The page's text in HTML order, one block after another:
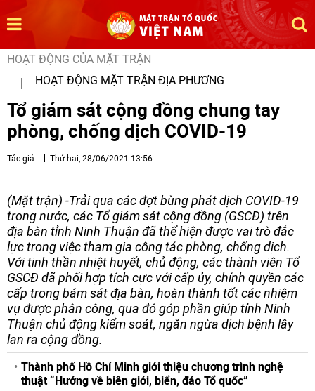
HOẠT ĐỘNG CỦA MẶT TRẬN
HOẠT ĐỘNG MẶT TRẬN ĐỊA PHƯƠNG
Tổ giám sát cộng đồng chung tay
phòng, chống dịch COVID-19
Tác giả Thứ hai, 28/06/2021 13:56
(Mặt trận) -Trải qua các đợt bùng phát dịch COVID-19
trong nước, các Tổ giám sát cộng đồng (GSCĐ) trên
địa bàn tỉnh Ninh Thuận đã thể hiện được vai trò đắc
lực trong việc tham gia công tác phòng, chống dịch.
Với tinh thần nhiệt huyết, chủ động, các thành viên Tổ
GSCĐ đã phối hợp tích cực với cấp ủy, chính quyền các
cấp trong bám sát địa bàn, hoàn thành tốt các nhiệm
vụ được phân công, qua đó góp phần giúp tỉnh Ninh
Thuận chủ động kiểm soát, ngăn ngừa dịch bệnh lây
lan ra cộng đồng.
Thành phố Hồ Chí Minh giới thiệu chương trình nghệ
thuật “Hướng về biên giới, biển, đảo Tổ quốc”